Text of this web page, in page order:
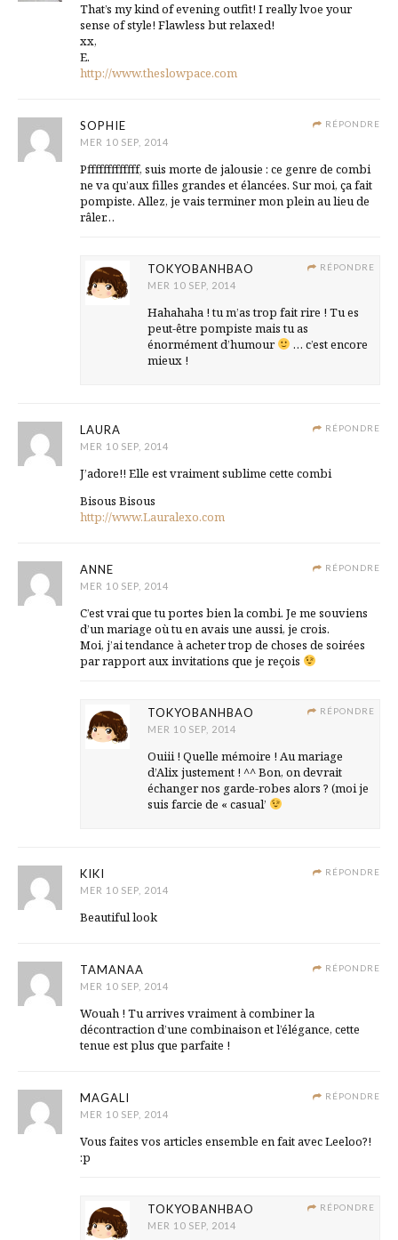
That’s my kind of evening outfit! I really lvoe your
sense of style! Flawless but relaxed!
xx,
E.
http://www.theslowpace.com
RÉPONDRE
SOPHIE
MER 10 SEP, 2014
Pfffffffffffff, suis morte de jalousie : ce genre de combi
ne va qu’aux filles grandes et élancées. Sur moi, ça fait
pompiste. Allez, je vais terminer mon plein au lieu de
râler…
RÉPONDRE
TOKYOBANHBAO
MER 10 SEP, 2014
Hahahaha ! tu m’as trop fait rire ! Tu es
peut-être pompiste mais tu as
énormément d’humour
… c’est encore
mieux !
RÉPONDRE
LAURA
MER 10 SEP, 2014
J’adore!! Elle est vraiment sublime cette combi
Bisous Bisous
http://www.Lauralexo.com
RÉPONDRE
ANNE
MER 10 SEP, 2014
C’est vrai que tu portes bien la combi. Je me souviens
d’un mariage où tu en avais une aussi, je crois.
Moi, j’ai tendance à acheter trop de choses de soirées
par rapport aux invitations que je reçois
RÉPONDRE
TOKYOBANHBAO
MER 10 SEP, 2014
Ouiii ! Quelle mémoire ! Au mariage
d’Alix justement ! ^^ Bon, on devrait
échanger nos garde-robes alors ? (moi je
suis farcie de « casual’
RÉPONDRE
KIKI
MER 10 SEP, 2014
Beautiful look
RÉPONDRE
TAMANAA
MER 10 SEP, 2014
Wouah ! Tu arrives vraiment à combiner la
décontraction d’une combinaison et l’élégance, cette
tenue est plus que parfaite !
RÉPONDRE
MAGALI
MER 10 SEP, 2014
Vous faites vos articles ensemble en fait avec Leeloo?!
:p
RÉPONDRE
TOKYOBANHBAO
MER 10 SEP, 2014